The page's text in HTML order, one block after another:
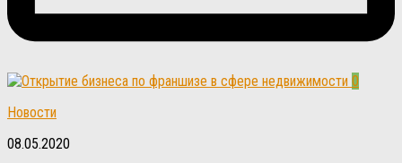
0
Новости
08.05.2020